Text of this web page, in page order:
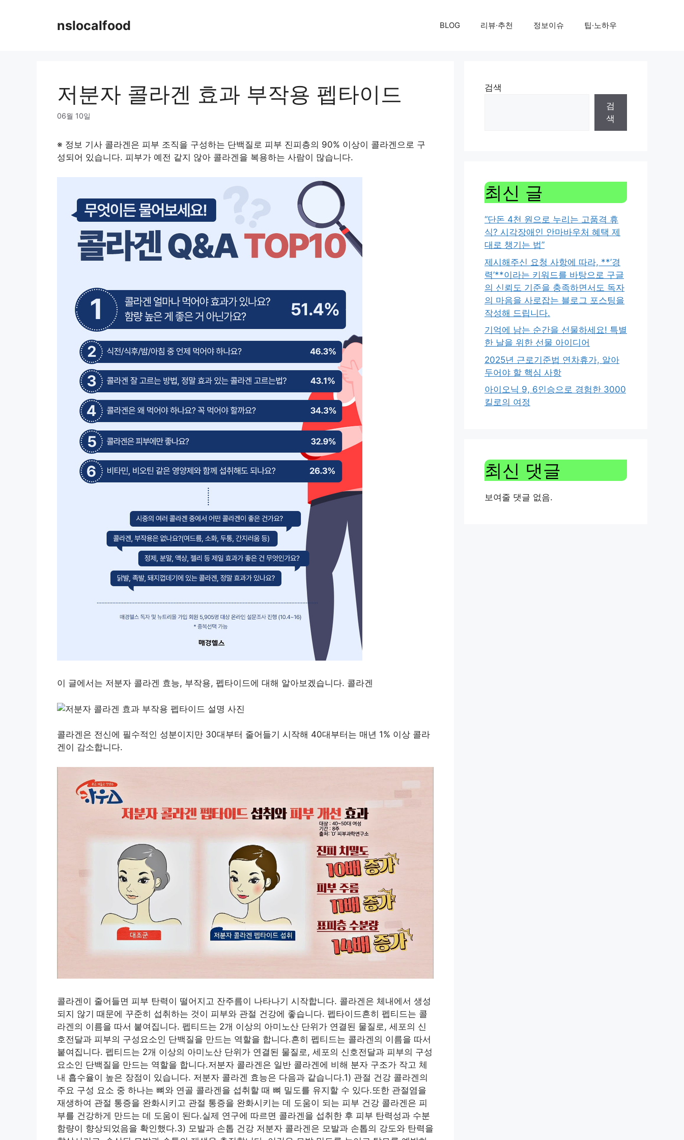
nslocalfood BLOG 리뷰·추천 정보이슈 팁·노하우
저분자 콜라겐 효과 부작용 펩타이드
06월 10일
※ 정보 기사 콜라겐은 피부 조직을 구성하는 단백질로 피부 진피층의 90% 이상이 콜라겐으로 구
성되어 있습니다. 피부가 예전 같지 않아 콜라겐을 복용하는 사람이 많습니다.
이 글에서는 저분자 콜라겐 효능, 부작용, 펩타이드에 대해 알아보겠습니다. 콜라겐
콜라겐은 전신에 필수적인 성분이지만 30대부터 줄어들기 시작해 40대부터는 매년 1% 이상 콜라
겐이 감소합니다.
콜라겐이 줄어들면 피부 탄력이 떨어지고 잔주름이 나타나기 시작합니다. 콜라겐은 체내에서 생성
되지 않기 때문에 꾸준히 섭취하는 것이 피부와 관절 건강에 좋습니다. 펩타이드흔히 펩티드는 콜
라겐의 이름을 따서 붙여집니다. 펩티드는 2개 이상의 아미노산 단위가 연결된 물질로, 세포의 신
호전달과 피부의 구성요소인 단백질을 만드는 역할을 합니다.흔히 펩티드는 콜라겐의 이름을 따서
붙여집니다. 펩티드는 2개 이상의 아미노산 단위가 연결된 물질로, 세포의 신호전달과 피부의 구성
요소인 단백질을 만드는 역할을 합니다.저분자 콜라겐은 일반 콜라겐에 비해 분자 구조가 작고 체
내 흡수율이 높은 장점이 있습니다. 저분자 콜라겐 효능은 다음과 같습니다.1) 관절 건강 콜라겐의
주요 구성 요소 중 하나는 뼈와 연골 콜라겐을 섭취할 때 뼈 밀도를 유지할 수 있다.또한 관절염을
재생하여 관절 통증을 완화시키고 관절 통증을 완화시키는 데 도움이 되는 피부 건강 콜라겐은 피
부를 건강하게 만드는 데 도움이 된다.실제 연구에 따르면 콜라겐을 섭취한 후 피부 탄력성과 수분
함량이 향상되었음을 확인했다.3) 모발과 손톱 건강 저분자 콜라겐은 모발과 손톱의 강도와 탄력을
검색
검
색
최신 글
“단돈 4천 원으로 누리는 고품격 휴
식? 시각장애인 안마바우처 혜택 제
대로 챙기는 법”
제시해주신 요청 사항에 따라, **’경
력’**이라는 키워드를 바탕으로 구글
의 신뢰도 기준을 충족하면서도 독자
의 마음을 사로잡는 블로그 포스팅을
작성해 드립니다.
기억에 남는 순간을 선물하세요! 특별
한 날을 위한 선물 아이디어
2025년 근로기준법 연차휴가, 알아
두어야 할 핵심 사항
아이오닉 9, 6인승으로 경험한 3000
킬로의 여정
최신 댓글
보여줄 댓글 없음.